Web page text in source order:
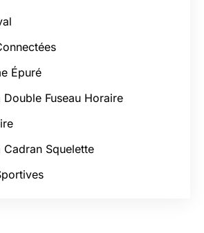
Épuré
Double Fuseau Horaire
Cadran Squelette